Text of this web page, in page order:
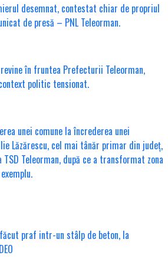
desemnat, contestat chiar de propriul
de presă – PNL Teleorman.
în fruntea Prefecturii Teleorman,
politic tensionat.
unei comune la încrederea unei
Lăzărescu, cel mai tânăr primar din județ,
TSD Teleorman, după ce a transformat zona
praf intr-un stâlp de beton, la